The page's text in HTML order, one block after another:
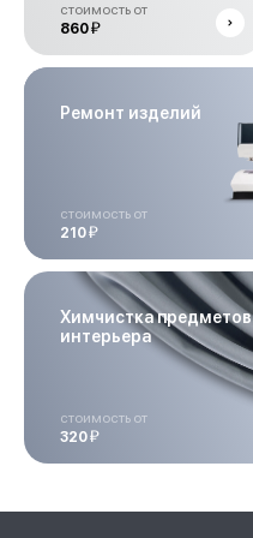
стоимость от
860й
Ремонт изделий
стоимость от
210й
Химчистка предметов
интерьера
стоимость от
320й